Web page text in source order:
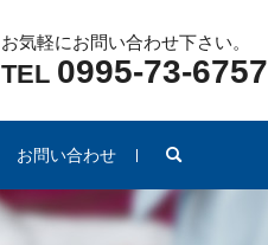
お気軽にお問い合わせ下さい。
TEL 0995-73-6757
お問い合わせ